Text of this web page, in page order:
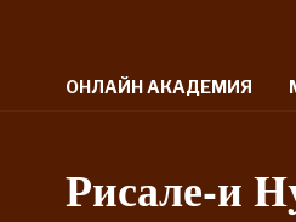
ОНЛАЙН АКАДЕМИЯ
Рисале-и